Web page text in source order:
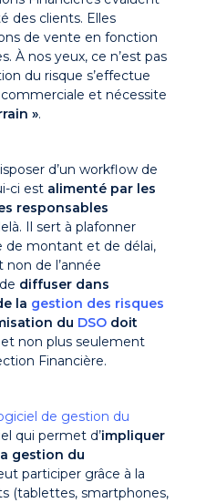
des clients. Elles
de vente en fonction
À nos yeux, ce n’est pas
du risque s’effectue
et nécessite
».
d’un workflow de
ci est alimenté par les
responsables
Il sert à plafonner
de montant et de délai,
de l’année
diffuser dans
la gestion des risques
du DSO doit
et non plus seulement
Financière.
de gestion du
qui permet d’impliquer
gestion du
participer grâce à la
(tablettes, smartphones,